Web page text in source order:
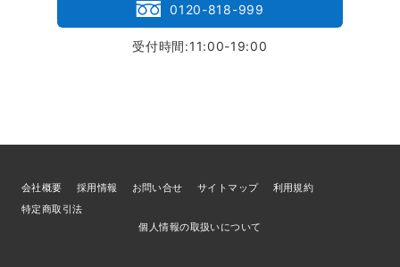
0120-818-999
受付時間:11:00-19:00
会社概要 採用情報 お問い合せ サイトマップ
利用規約
特定商取引法
個人情報の取扱いについて